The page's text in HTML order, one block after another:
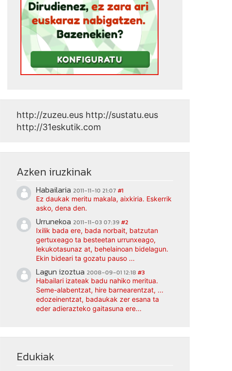
http://zuzeu.eus http://sustatu.eus
http://31eskutik.com
Azken iruzkinak
Habailaria 2011-11-10 21:07 #1
Ez daukak meritu makala, aixkiria. Eskerrik
asko, dena den.
Urrunekoa 2011-11-03 07:39 #2
Ixilik bada ere, bada norbait, batzutan
gertuxeago ta besteetan urrunxeago,
lekukotasunaz at, behelainoan bidelagun.
Ekin bideari ta gozatu pauso ...
Lagun izoztua 2008-09-01 12:18 #3
Habailari izateak badu nahiko meritua.
Seme-alabentzat, hire barnearentzat, ...
edozeinentzat, badaukak zer esana ta
eder adierazteko gaitasuna ere...
Edukiak